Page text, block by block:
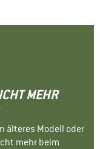
MEHR
älteres Modell oder
mehr beim